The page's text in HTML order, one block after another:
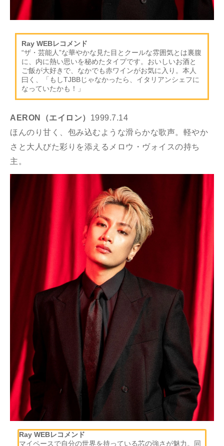
Ray WEBレコメンド
“ザ・芸能人”な華やかな見た目とクールな雰囲気とは裏腹
に、内に熱い思いを秘めたタイプです。おいしいお酒と
ご飯が大好きで、なかでも赤ワインがお気に入り。本人
曰く、「もしTJBBじゃなかったら、イタリアンシェフに
なっていたかも！」
AERON（エイロン） 1999.7.14
ほんのり甘く、包み込むような滑らかな歌声。軽やか
さと大人びた彩りを添えるメロウ・ヴォイスの持ち
主。
Ray WEBレコメンド
マイペースで自分の世界を持っている芯の強さが魅力。同